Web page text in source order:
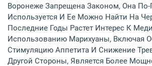
Воронеже Запрещена Законом, Она
Используется И Ее Можно Найти На
Последние Годы Растет Интерес К
Использованию Марихуаны, Включая
Стимуляцию Аппетита И Снижение
Другой Стороны, Является Более